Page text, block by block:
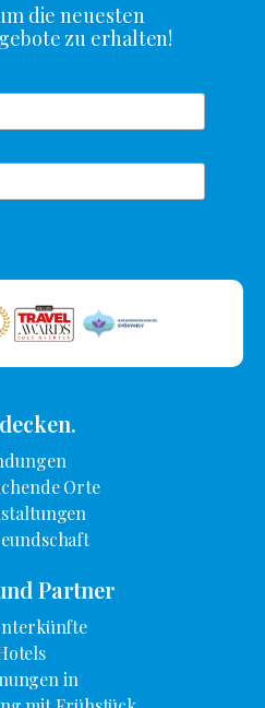
UNTERKUNFT
die neuesten
zu erhalten!
Orte
Partner
in